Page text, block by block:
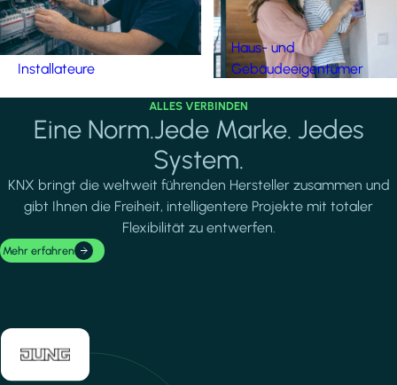
Installateure
Haus- und
Gebäudeeigentümer
ALLES VERBINDEN
Eine Norm.Jede Marke. Jedes
System.
KNX bringt die weltweit führenden Hersteller zusammen und
gibt Ihnen die Freiheit, intelligentere Projekte mit totaler
Flexibilität zu entwerfen.
Mehr erfahren